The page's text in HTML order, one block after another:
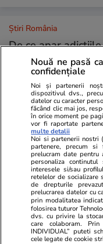
Știri România
De ce apar
depășite. Gabriela
psiholog: „Discuția
substanțe nu
eveniment unic, ci
continuu”
Știri România
Val de procese
ceferiști:
recalcularea
condiții speciale
Nouă ne pasă
confidențiale
Noi și partenerii
dispozitivul dvs.,
datelor cu caracter
făcând clic mai jos,
în orice moment pe
vor fi raportate
multe detalii
Noi si partenerii nostri
partenere, precum
prelucram date
personaliza
interesele si/sau
retelelor de socializare
de drepturile
prelucrarea datelor cu
prin modalitatea
folosirea tuturor
dvs. cu privire la
care colaboram.
INDIVIDUAL” puteti
cele legate de cookie